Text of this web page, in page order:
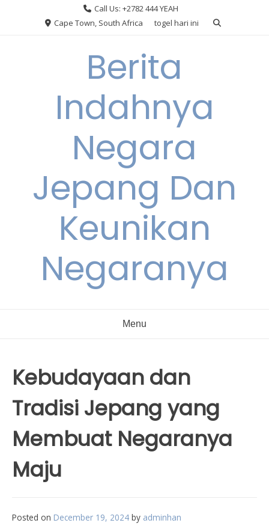
Call Us: +2782 444 YEAH
Cape Town, South Africa
togel hari ini
Berita
Indahnya
Negara
Jepang Dan
Keunikan
Negaranya
Menu
Kebudayaan dan
Tradisi Jepang yang
Membuat Negaranya
Maju
Posted on December 19, 2024 by adminhan